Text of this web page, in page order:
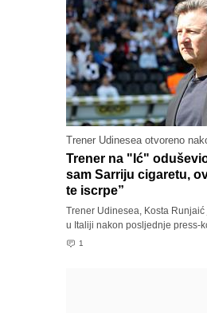
Trener Udinesea otvoreno
Trener na "Ić"
sam Sarriju cigaretu,
te iscrpe”
Trener Udinesea, Kosta
u Italiji nakon posljednje press-
1